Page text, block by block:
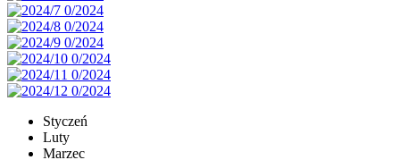
Styczeń
Luty
Marzec